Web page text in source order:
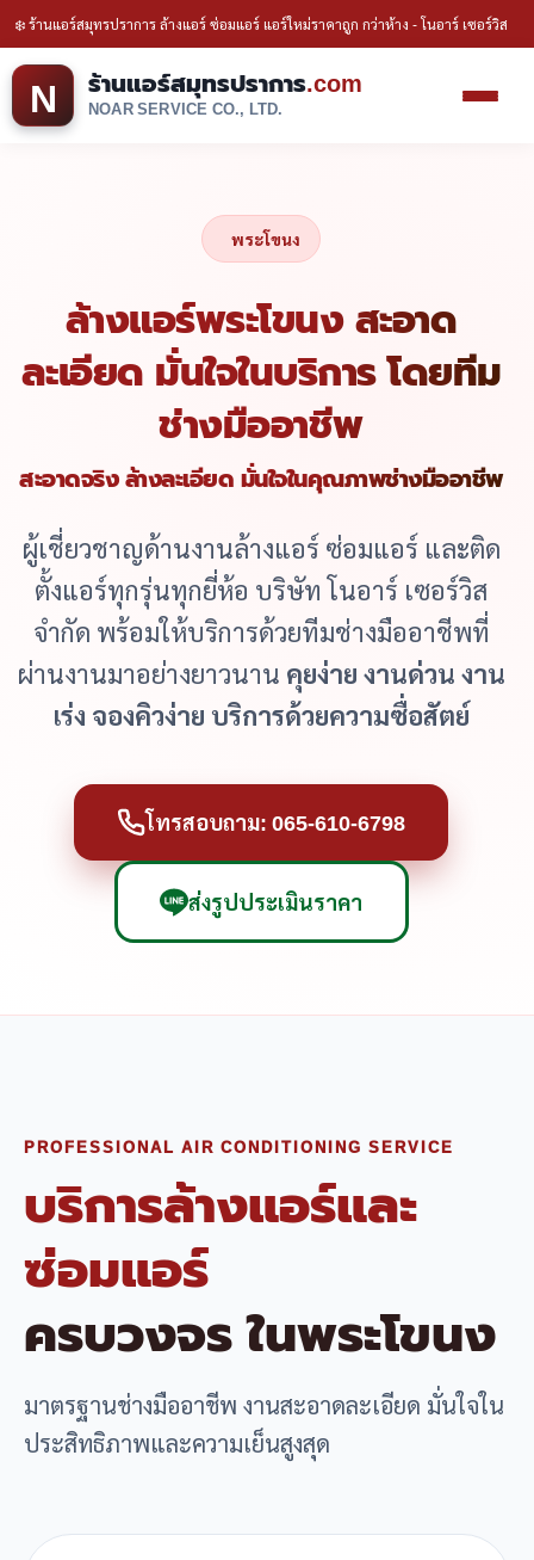
❄️ ร้านแอร์สมุทรปราการ ล้างแอร์ ซ่อมแอร์ แอร์ใหม่ราคาถูก กว่าห้าง - โนอาร์ เซอร์วิส
N ร้านแอร์สมุทรปราการ.com
NOAR SERVICE CO., LTD.
พระโขนง
ล้างแอร์พระโขนง สะอาด
ละเอียด มั่นใจในบริการ โดยทีม
ช่างมืออาชีพ
สะอาดจริง ล้างละเอียด มั่นใจในคุณภาพช่างมืออาชีพ
ผู้เชี่ยวชาญด้านงานล้างแอร์ ซ่อมแอร์ และติด
ตั้งแอร์ทุกรุ่นทุกยี่ห้อ บริษัท โนอาร์ เซอร์วิส
จำกัด พร้อมให้บริการด้วยทีมช่างมืออาชีพที่
ผ่านงานมาอย่างยาวนาน คุยง่าย งานด่วน งาน
เร่ง จองคิวง่าย บริการด้วยความซื่อสัตย์
โทรสอบถาม: 065-610-6798
ส่งรูปประเมินราคา
PROFESSIONAL AIR CONDITIONING SERVICE
บริการล้างแอร์และ
ซ่อมแอร์
ครบวงจร ในพระโขนง
มาตรฐานช่างมืออาชีพ งานสะอาดละเอียด มั่นใจใน
ประสิทธิภาพและความเย็นสูงสุด